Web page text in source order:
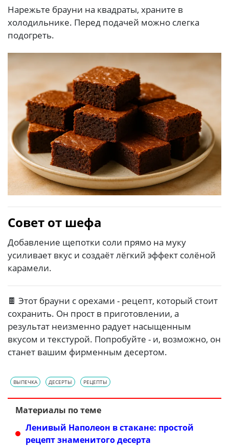
Нарежьте брауни на квадраты, храните в
холодильнике. Перед подачей можно слегка
подогреть.
Совет от шефа
Добавление щепотки соли прямо на муку
усиливает вкус и создаёт лёгкий эффект солёной
карамели.
🍫 Этот брауни с орехами - рецепт, который стоит
сохранить. Он прост в приготовлении, а
результат неизменно радует насыщенным
вкусом и текстурой. Попробуйте - и, возможно, он
станет вашим фирменным десертом.
ВЫПЕЧКА ДЕСЕРТЫ РЕЦЕПТЫ
Материалы по теме
Ленивый Наполеон в стакане: простой
рецепт знаменитого десерта